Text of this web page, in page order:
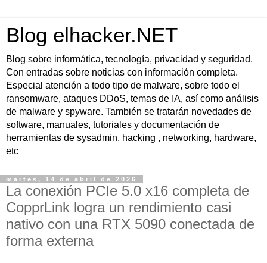
Blog elhacker.NET
Blog sobre informática, tecnología, privacidad y seguridad.
Con entradas sobre noticias con información completa.
Especial atención a todo tipo de malware, sobre todo el
ransomware, ataques DDoS, temas de IA, así como análisis
de malware y spyware. También se tratarán novedades de
software, manuales, tutoriales y documentación de
herramientas de sysadmin, hacking , networking, hardware,
etc
martes, 14 de abril de 2026
La conexión PCIe 5.0 x16 completa de
CopprLink logra un rendimiento casi
nativo con una RTX 5090 conectada de
forma externa